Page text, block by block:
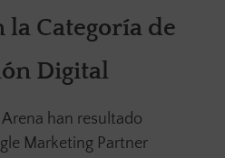
Categoría de
Digital
han resultado
Marketing Partner